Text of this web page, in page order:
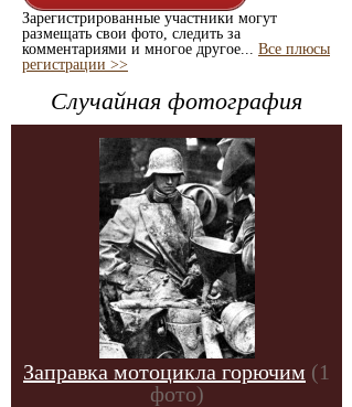
Зарегистрированные участники могут
размещать свои фото, следить за
комментариями и многое другое... Все плюсы
регистрации >>
Случайная фотография
Заправка мотоцикла горючим (1
фото)